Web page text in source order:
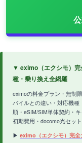
▼ eximo（エクシモ）完
種・乗り換え全網羅
eximoの料金プラン・無制
バイルとの違い・対応機種
順・eSIM/SIM単体契約・
初期費用・docomo光セッ
▶ eximo（エクシモ）完